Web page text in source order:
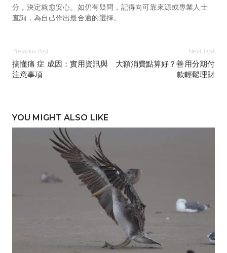
分，決定就愈安心。如仍有疑問，記得向可靠來源或專業人士
查詢，為自己作出最合適的選擇。
Previous Post
搞懂痛 症 成因：實用資訊與
注意事項
Next Post
大額消費點算好？善用分期付
款輕鬆理財
YOU MIGHT ALSO LIKE